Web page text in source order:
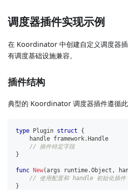
调度器插件实现示例
在 Koordinator 中创建自定义调度器
有调度基础设施兼容。
插件结构
典型的 Koordinator 调度器插件遵循此
type Plugin struct
{
    handle framework
.Handle
// 插件特定字段
}
func New(args runtime.Object ,
// 使用配置和 handle 初始化插件
}